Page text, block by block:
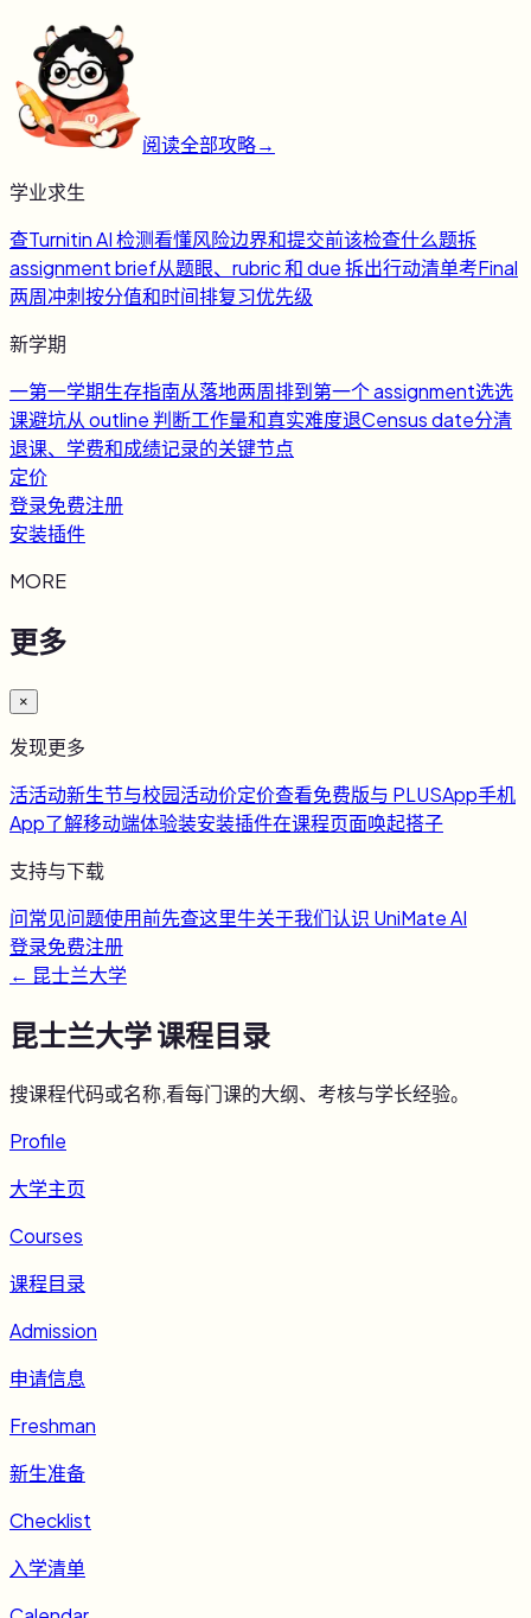
阅读全部攻略→
学业求生
查Turnitin AI 检测看懂风险边界和提交前该检查什么题拆
assignment brief从题眼、rubric 和 due 拆出行动清单考Final
两周冲刺按分值和时间排复习优先级
新学期
一第一学期生存指南从落地两周排到第一个 assignment选选
课避坑从 outline 判断工作量和真实难度退Census date分清
退课、学费和成绩记录的关键节点
定价
登录免费注册
安装插件
MORE
更多
×
发现更多
活活动新生节与校园活动价定价查看免费版与 PLUSApp手机
App了解移动端体验装安装插件在课程页面唤起搭子
支持与下载
问常见问题使用前先查这里牛关于我们认识 UniMate AI
登录免费注册
← 昆士兰大学
昆士兰大学课程目录
搜课程代码或名称,看每门课的大纲、考核与学长经验。
Profile
大学主页
Courses
课程目录
Admission
申请信息
Freshman
新生准备
Checklist
入学清单